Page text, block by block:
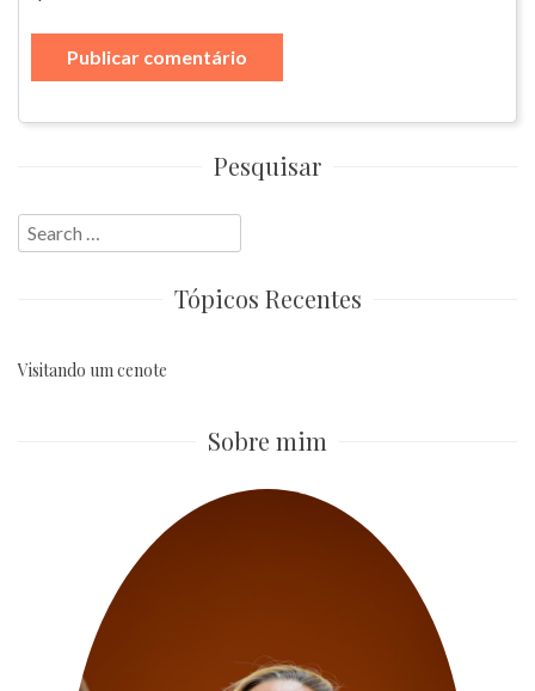
Pesquisar
Search
for:
Tópicos Recentes
Visitando um cenote
Sobre mim